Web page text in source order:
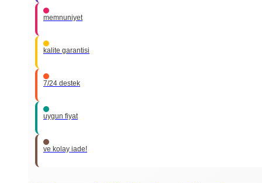
memnuniyet
kalite garantisi
7/24 destek
uygun fiyat
ve kolay iade!